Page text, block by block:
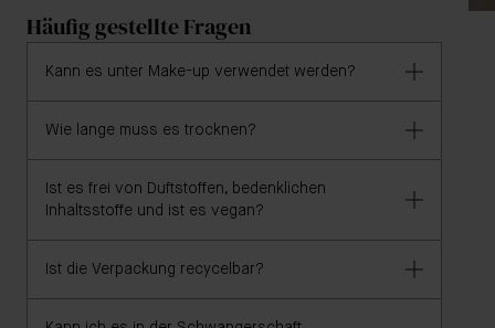
Häufig gestellte Fragen
Kann es unter Make-up verwendet werden?
Ja, The Eyebrow and Lash Enhancing Serum
funktioniert auch als Primer für das Augenbrauen-
und Wimpern-Make-up.
Wie lange muss es trocknen?
Das Serum trocknet innerhalb von Sekunden auf
Brauen und entlang des Wimpernkranzes.
Ist es frei von Duftstoffen, bedenklichen
Inhaltsstoffe und ist es vegan?
Ja, das Serum ist 100% vegan und frei von
Reizstoffen, Gluten, Gentechnik, Parabenen,
Ist die Verpackung recycelbar?